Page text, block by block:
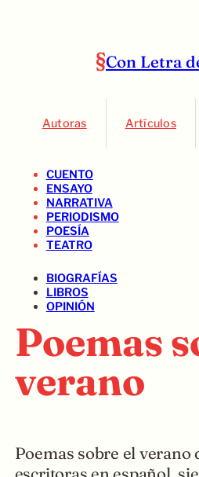
Con Letra
Autoras Artículos
CUENTO
ENSAYO
NARRATIVA
PERIODISMO
POESÍA
TEATRO
BIOGRAFÍAS
LIBROS
OPINIÓN
Poemas
verano
Poemas sobre el verano